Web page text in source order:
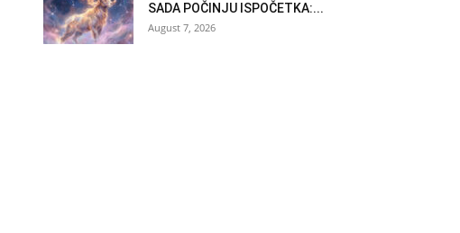
SADA POČINJU ISPOČETKA:...
August 7, 2026